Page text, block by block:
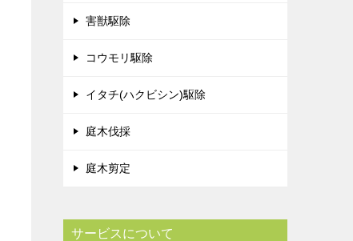
害獣駆除
コウモリ駆除
イタチ(ハクビシン)駆除
庭木伐採
庭木剪定
サービスについて